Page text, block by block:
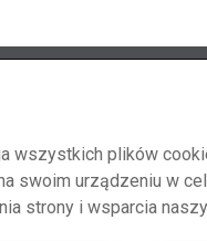
wszystkich plików
swoim urządzeniu w
strony i wsparcia